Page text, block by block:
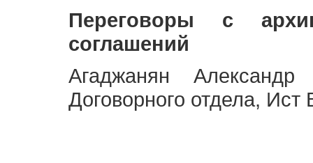
Переговоры с
соглашений
Агаджанян Александр
Договорного отдела,